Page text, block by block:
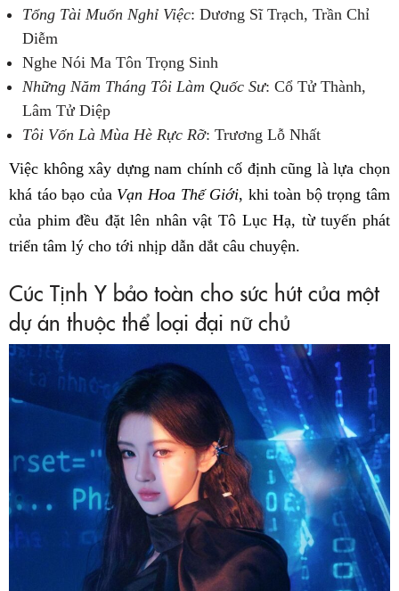
Tổng Tài Muốn Nghỉ Việc: Dương Sĩ Trạch, Trần Chỉ
Diễm
Nghe Nói Ma Tôn Trọng Sinh
Những Năm Tháng Tôi Làm Quốc Sư: Cổ Tử Thành,
Lâm Tử Diệp
Tôi Vốn Là Mùa Hè Rực Rỡ: Trương Lỗ Nhất
Việc không xây dựng nam chính cố định cũng là lựa chọn
khá táo bạo của Vạn Hoa Thế Giới, khi toàn bộ trọng tâm
của phim đều đặt lên nhân vật Tô Lục Hạ, từ tuyến phát
triển tâm lý cho tới nhịp dẫn dắt câu chuyện.
Cúc Tịnh Y bảo toàn cho sức hút của một
dự án thuộc thể loại đại nữ chủ